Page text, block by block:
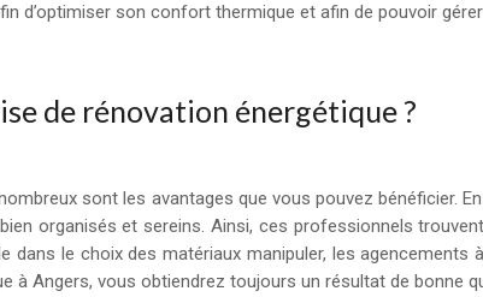
d’optimiser son confort thermique et afin de pouvoir
de rénovation énergétique ?
sont les avantages que vous pouvez bénéficier.
organisés et sereins. Ainsi, ces professionnels
dans le choix des matériaux manipuler, les
Angers, vous obtiendrez toujours un résultat de bonne